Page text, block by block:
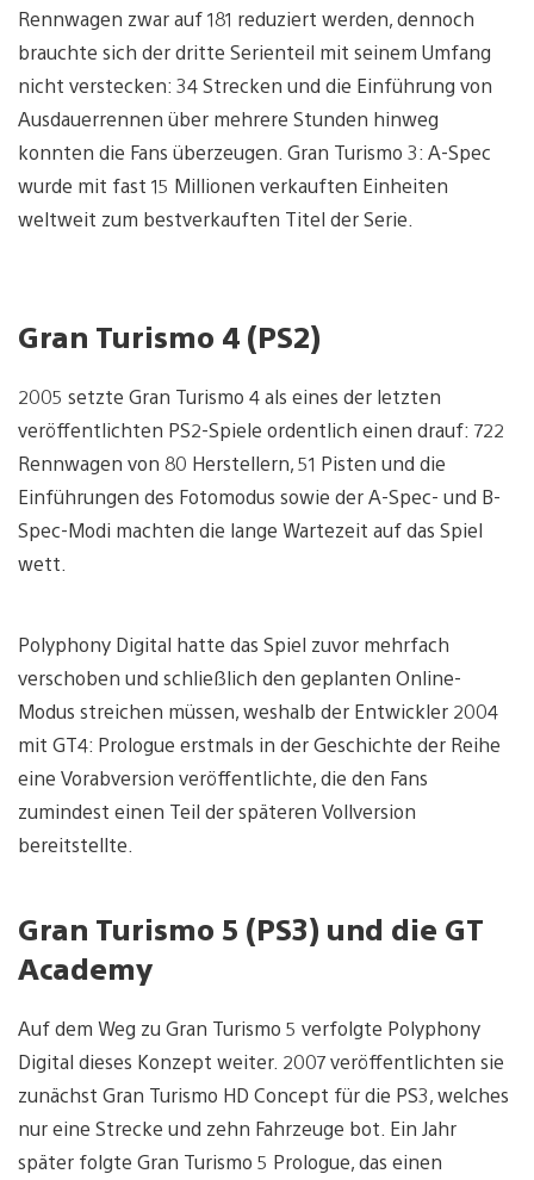
Rennwagen zwar auf 181 reduziert werden, dennoch
brauchte sich der dritte Serienteil mit seinem Umfang
nicht verstecken: 34 Strecken und die Einführung von
Ausdauerrennen über mehrere Stunden hinweg
konnten die Fans überzeugen. Gran Turismo 3: A-Spec
wurde mit fast 15 Millionen verkauften Einheiten
weltweit zum bestverkauften Titel der Serie.
Gran Turismo 4 (PS2)
2005 setzte Gran Turismo 4 als eines der letzten
veröffentlichten PS2-Spiele ordentlich einen drauf: 722
Rennwagen von 80 Herstellern, 51 Pisten und die
Einführungen des Fotomodus sowie der A-Spec- und B-
Spec-Modi machten die lange Wartezeit auf das Spiel
wett.
Polyphony Digital hatte das Spiel zuvor mehrfach
verschoben und schließlich den geplanten Online-
Modus streichen müssen, weshalb der Entwickler 2004
mit GT4: Prologue erstmals in der Geschichte der Reihe
eine Vorabversion veröffentlichte, die den Fans
zumindest einen Teil der späteren Vollversion
bereitstellte.
Gran Turismo 5 (PS3) und die GT
Academy
Auf dem Weg zu Gran Turismo 5 verfolgte Polyphony
Digital dieses Konzept weiter. 2007 veröffentlichten sie
zunächst Gran Turismo HD Concept für die PS3, welches
nur eine Strecke und zehn Fahrzeuge bot. Ein Jahr
später folgte Gran Turismo 5 Prologue, das einen